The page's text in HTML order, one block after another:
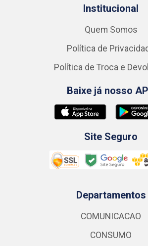
Institucional
Quem Somos
Política de
Política de Troca e
Baixe já nosso
Site Seguro
Departamentos
COMUNICACAO
CONSUMO